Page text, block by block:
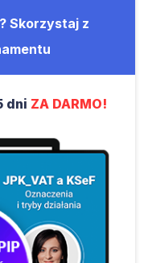
Skorzystaj z
dni ZA DARMO!